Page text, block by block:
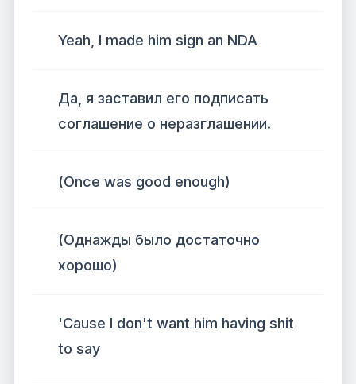
Yeah, I made him sign an NDA
Да, я заставил его подписать
соглашение о неразглашении.
(Once was good enough)
(Однажды было достаточно
хорошо)
'Cause I don't want him having shit
to say